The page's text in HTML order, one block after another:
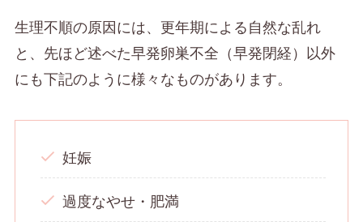
生理不順の原因には、更年期による自然な乱れ
と、先ほど述べた早発卵巣不全（早発閉経）以外
にも下記のように様々なものがあります。
妊娠
過度なやせ・肥満